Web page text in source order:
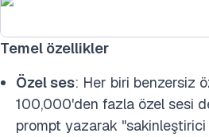
Temel özellikler
Özel ses: Her biri benzersiz
100,000'den fazla özel sesi
prompt yazarak